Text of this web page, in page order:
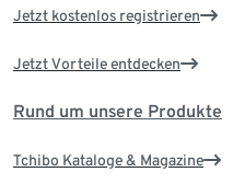
Jetzt kostenlos registrieren
Jetzt Vorteile entdecken
Rund um unsere Produkte
Tchibo Kataloge & Magazine